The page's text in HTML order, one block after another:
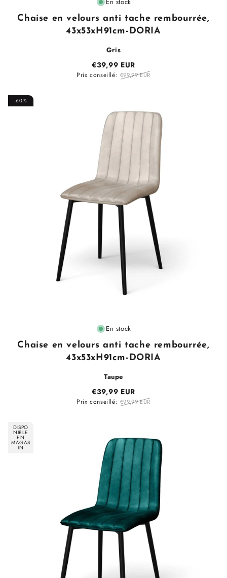
:
Chaise en velours anti tache rembourrée,
43x53xH91cm-DORIA
Gris
€39,99 EUR
Prix conseillé: €99,99 EUR
-60%
Fournisseur
:
En stock
Chaise en velours anti tache rembourrée,
43x53xH91cm-DORIA
Taupe
€39,99 EUR
Prix conseillé: €99,99 EUR
DISPO
NIBLE
EN
MAGAS
IN